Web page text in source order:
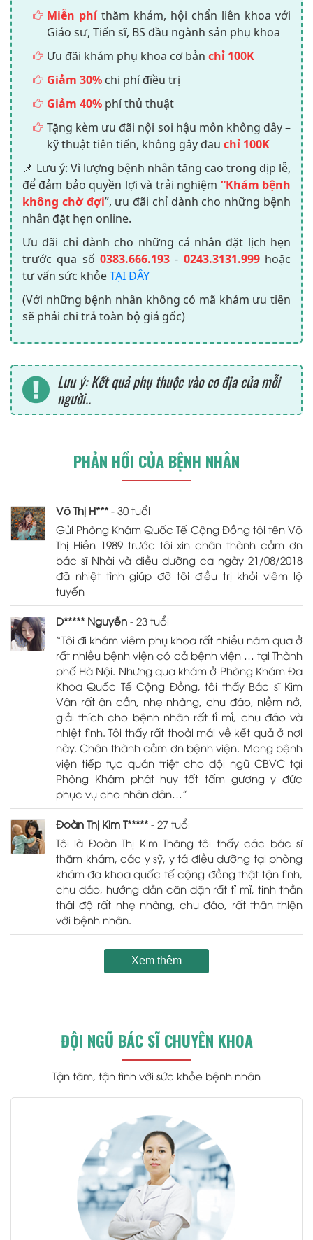
Miễn phíthăm khám, hội chẩn liên khoa với
Giáo sư, Tiến sĩ, BS đầu ngành sản phụ khoa
Ưu đãi khám phụ khoa cơ bản chỉ 100K
Giảm 30% chi phí điều trị
Giảm 40% phí thủ thuật
Tặng kèm ưu đãi nội soi hậu môn không dây –
kỹ thuật tiên tiến, không gây đau chỉ 100K
📌 Lưu ý: Vì lượng bệnh nhân tăng cao trong dịp lễ,
để đảm bảo quyền lợi và trải nghiệm “Khám bệnh
không chờ đợi”, ưu đãi chỉ dành cho những bệnh
nhân đặt hẹn online.
Ưu đãi chỉ dành cho những cá nhân đặt lịch hẹn
trước qua số 0383.666.193 - 0243.3131.999hoặc
tư vấn sức khỏeTẠI ĐÂY
(Với những bệnh nhân không có mã khám ưu tiên
sẽ phải chi trả toàn bộ giá gốc)
Lưu ý: Kết quả phụ thuộc vào cơ địa của mỗi
người..
PHẢN HỒI CỦA BỆNH NHÂN
Võ Thị H*** - 30 tuổi
Gửi Phòng Khám Quốc Tế Cộng Đồng tôi tên Võ
Thị Hiền 1989 trước tôi xin chân thành cảm ơn
bác sĩ Nhài và điều dưỡng ca ngày 21/08/2018
đã nhiệt tình giúp đỡ tôi điều trị khỏi viêm lộ
tuyến
D***** Nguyễn - 23 tuổi
“Tôi đi khám viêm phụ khoa rất nhiều năm qua ở
rất nhiều bệnh viện có cả bệnh viện … tại Thành
phố Hà Nội. Nhưng qua khám ở Phòng Khám Đa
Khoa Quốc Tế Cộng Đồng, tôi thấy Bác sĩ Kim
Vân rất ân cần, nhẹ nhàng, chu đáo, niềm nở,
giải thích cho bệnh nhân rất tỉ mỉ, chu đáo và
nhiệt tình. Tôi thấy rất thoải mái về kết quả ở nơi
này. Chân thành cảm ơn bệnh viện. Mong bệnh
viện tiếp tục quán triệt cho đội ngũ CBVC tại
Phòng Khám phát huy tốt tấm gương y đức
phục vụ cho nhân dân…”
Đoàn Thị Kim T***** - 27 tuổi
Tôi là Đoàn Thị Kim Thăng tôi thấy các bác sĩ
thăm khám, các y sỹ, y tá điều dưỡng tại phòng
khám đa khoa quốc tế cộng đồng thật tận tình,
chu đáo, hướng dẫn căn dặn rất tỉ mỉ, tinh thần
thái độ rất nhẹ nhàng, chu đáo, rất thân thiện
với bệnh nhân.
Xem thêm
ĐỘI NGŨ BÁC SĨ CHUYÊN KHOA
Tận tâm, tận tình với sức khỏe bệnh nhân